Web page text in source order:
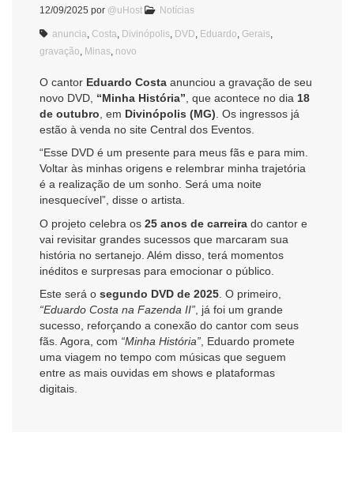
12/09/2025 por @uHost Notícias
anuncia Costa Divinópolis DVD Eduardo Gerais
gravação Minas novo
O cantor Eduardo Costa anunciou a gravação de seu
novo DVD, “Minha História” , que acontece no dia 18
de outubro , em Divinópolis (MG) . Os ingressos já
estão à venda no site Central dos Eventos.
“Esse DVD é um presente para meus fãs e para mim.
Voltar às minhas origens e relembrar minha trajetória
é a realização de um sonho. Será uma noite
inesquecível”, disse o artista.
O projeto celebra os 25 anos de carreira do cantor e
vai revisitar grandes sucessos que marcaram sua
história no sertanejo. Além disso, terá momentos
inéditos e surpresas para emocionar o público.
Este será o segundo DVD de 2025 . O primeiro,
“Eduardo Costa na Fazenda II” , já foi um grande
sucesso, reforçando a conexão do cantor com seus
fãs. Agora, com “Minha História” , Eduardo promete
uma viagem no tempo com músicas que seguem
entre as mais ouvidas em shows e plataformas
digitais.